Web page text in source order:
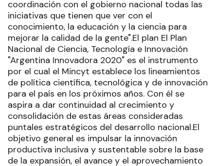
coordinación con el gobierno nacional todas las
iniciativas que tienen que ver con el
conocimiento, la educación y la ciencia para
mejorar la calidad de la gente".El plan El Plan
Nacional de Ciencia, Tecnología e Innovación
"Argentina Innovadora 2020" es el instrumento
por el cual el Mincyt establece los lineamientos
de política científica, tecnológica y de innovación
para el país en los próximos años. Con él se
aspira a dar continuidad al crecimiento y
consolidación de estas áreas consideradas
puntales estratégicos del desarrollo nacional.El
objetivo general es impulsar la innovación
productiva inclusiva y sustentable sobre la base
de la expansión, el avance y el aprovechamiento